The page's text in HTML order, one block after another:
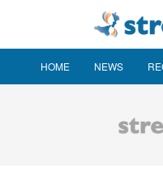
HOME NEWS